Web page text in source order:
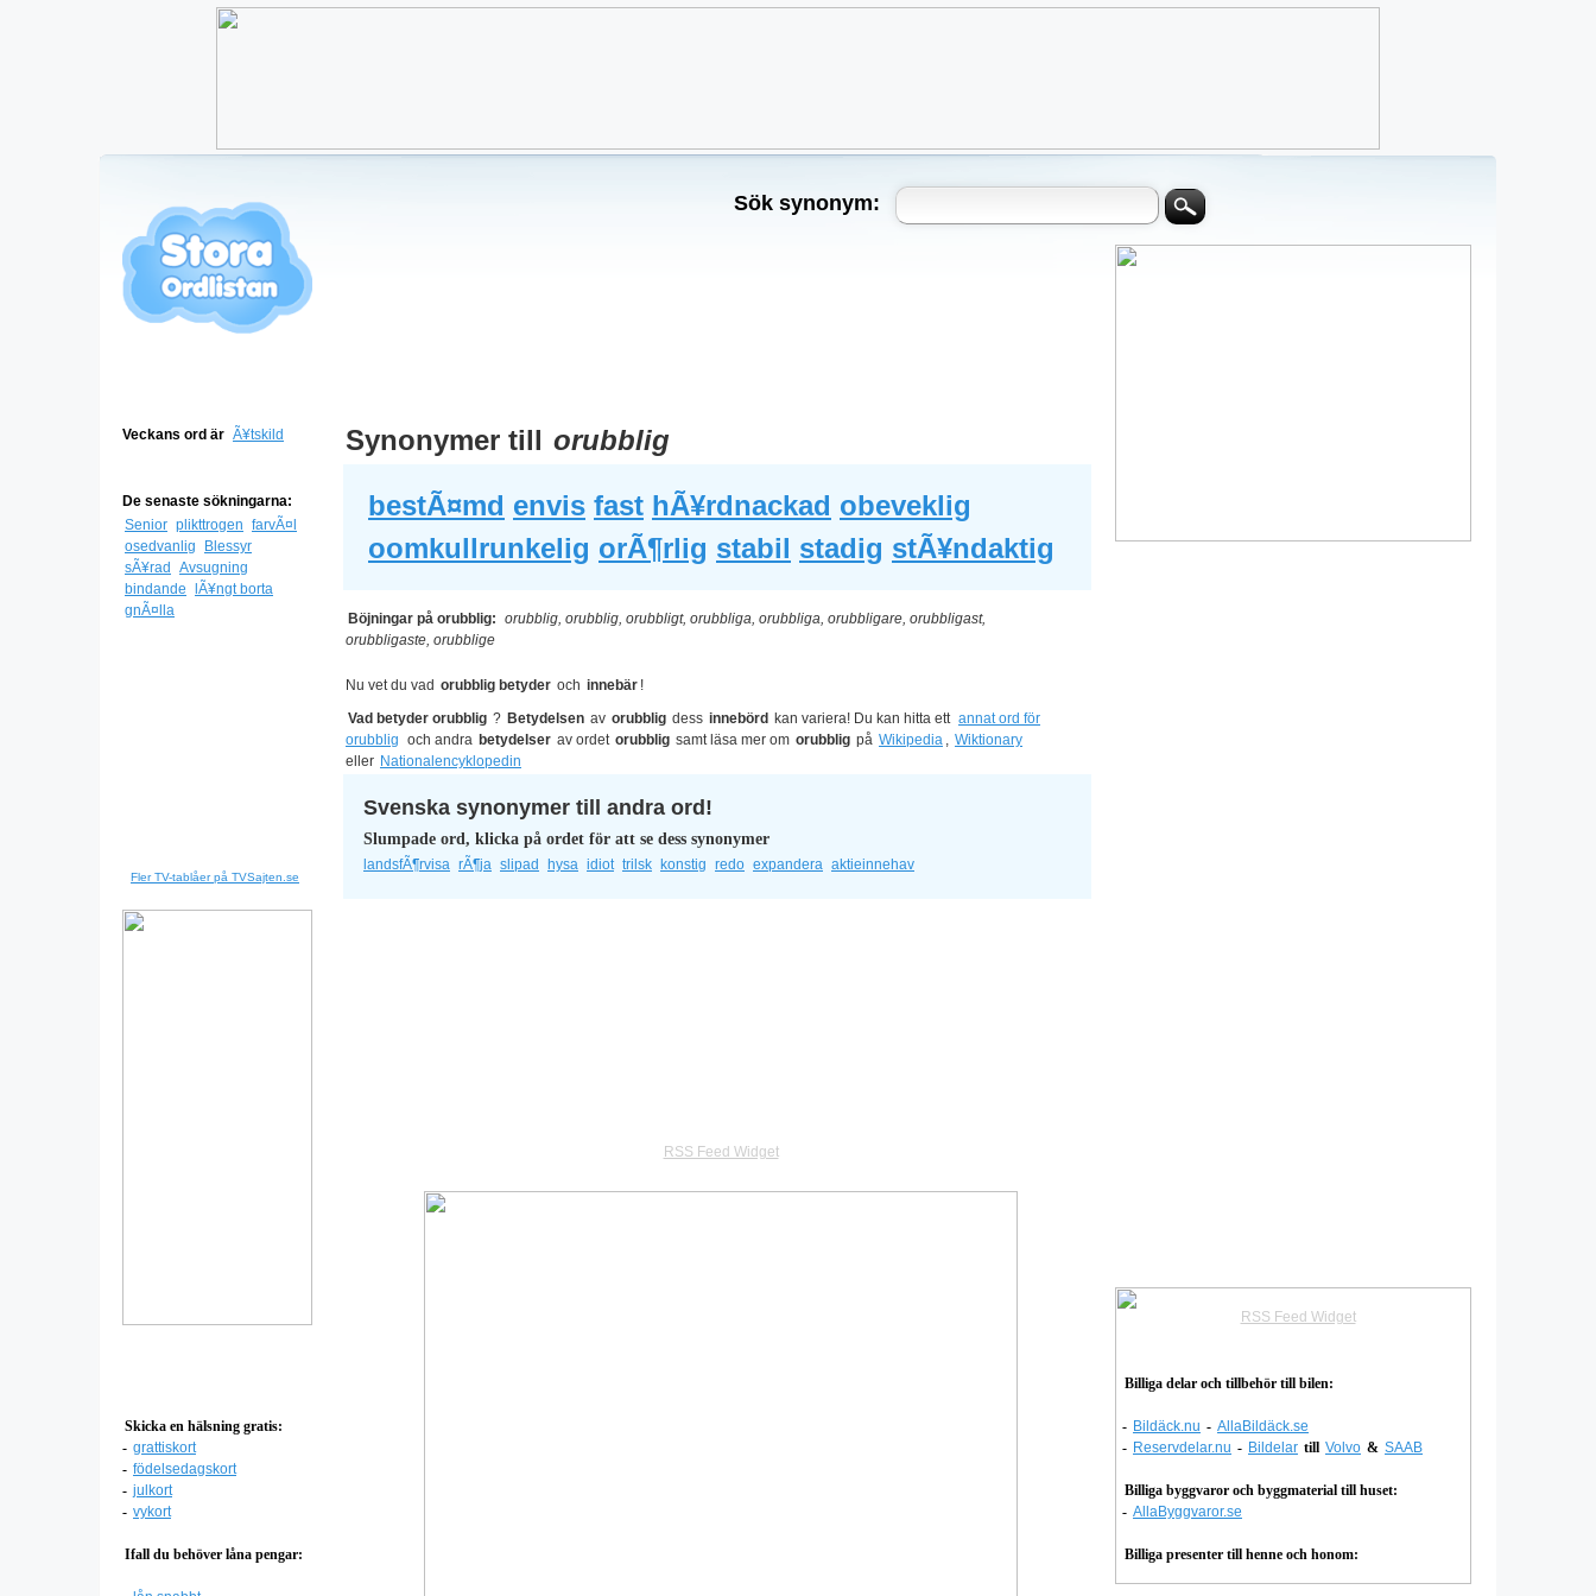
Veckans ord är Ã¥tskild
De senaste sökningarna:
Senior plikttrogen farvÃ¤l
osedvanlig
Blessyr
sÃ¥rad
Avsugning
bindande
lÃ¥ngt borta
gnÃ¤lla
Fler TV-tablåer på TVSajten.se
Skicka en hälsning gratis:
- grattiskort
- födelsedagskort
- julkort
- vykort
Ifall du behöver låna pengar:
RSS Feed Widget
Billiga delar och tillbehör till bilen:
- Bildäck.nu - AllaBildäck.se
- Reservdelar.nu - Bildelar till Volvo & SAAB
Billiga byggvaror och byggmaterial till huset:
- AllaByggvaror.se
Billiga presenter till henne och honom:
Sök synonym:
Synonymer till orubblig
bestÃ¤md envis fast hÃ¥rdnackad obeveklig
oomkullrunkelig orÃ¶rlig stabil stadig stÃ¥ndaktig
Böjningar på orubblig: orubblig, orubblig, orubbligt, orubbliga, orubbliga, orubbligare, orubbligast,
orubbligaste, orubblige
Nu vet du vad orubblig betyder och innebär !
Vad betyder orubblig ? Betydelsen av orubblig dess innebörd kan variera! Du kan hitta ett annat ord för
orubblig och andra betydelser av ordet orubblig samt läsa mer om orubblig på Wikipedia , Wiktionary
eller Nationalencyklopedin
Svenska synonymer till andra ord!
Slumpade ord, klicka på ordet för att se dess synonymer
landsfÃ¶rvisa rÃ¶ja slipad hysa idiot trilsk konstig redo expandera aktieinnehav
RSS Feed Widget